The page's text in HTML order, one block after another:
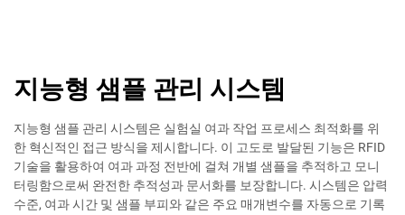
지능형 샘플 관리 시스템
지능형 샘플 관리 시스템은 실험실 여과 작업 프로세스 최적화를 위
한 혁신적인 접근 방식을 제시합니다. 이 고도로 발달된 기능은 RFID
기술을 활용하여 여과 과정 전반에 걸쳐 개별 샘플을 추적하고 모니
터링함으로써 완전한 추적성과 문서화를 보장합니다. 시스템은 압력
수준, 여과 시간 및 샘플 부피와 같은 주요 매개변수를 자동으로 기록